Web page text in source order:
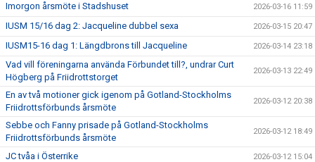
Imorgon årsmöte i Stadshuset 2026-03-16 11:59
IUSM 15/16 dag 2: Jacqueline dubbel sexa 2026-03-15 20:47
IUSM15-16 dag 1: Längdbrons till Jacqueline 2026-03-14 23:18
Vad vill föreningarna använda Förbundet till?, undrar Curt
Högberg på Friidrottstorget
2026-03-13 22:49
En av två motioner gick igenom på Gotland-Stockholms
Friidrottsförbunds årsmöte
2026-03-12 20:38
Sebbe och Fanny prisade på Gotland-Stockholms
Friidrottsförbunds årsmöte
2026-03-12 18:49
JC tvåa i Österrike 2026-03-12 15:04